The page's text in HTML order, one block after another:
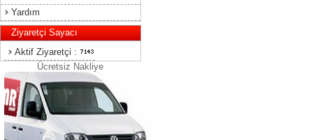
Yardım
Ziyaretçi Sayacı
Aktif Ziyaretçi :
Ücretsiz Nakliye